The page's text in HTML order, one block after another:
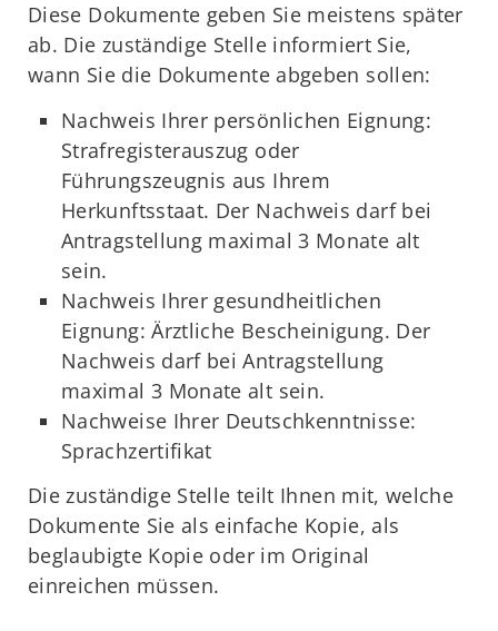
Diese Dokumente geben Sie meistens später
ab. Die zuständige Stelle informiert Sie,
wann Sie die Dokumente abgeben sollen:
Nachweis Ihrer persönlichen Eignung:
Strafregisterauszug oder
Führungszeugnis aus Ihrem
Herkunftsstaat. Der Nachweis darf bei
Antragstellung maximal 3 Monate alt
sein.
Nachweis Ihrer gesundheitlichen
Eignung: Ärztliche Bescheinigung. Der
Nachweis darf bei Antragstellung
maximal 3 Monate alt sein.
Nachweise Ihrer Deutschkenntnisse:
Sprachzertifikat
Die zuständige Stelle teilt Ihnen mit, welche
Dokumente Sie als einfache Kopie, als
beglaubigte Kopie oder im Original
einreichen müssen.